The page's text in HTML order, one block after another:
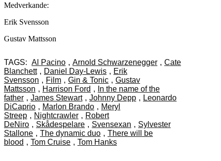
Medverkande:
Erik Svensson
Gustav Mattsson
TAGS: Al Pacino , Arnold Schwarzenegger , Cate
Blanchett , Daniel Day-Lewis , Erik
Svensson , Film , Gin & Tonic , Gustav
Mattsson , Harrison Ford ,
In the name of the
father , James Stewart , Johnny Depp , Leonardo
DiCaprio , Marlon Brando , Meryl
Streep , Nightcrawler , Robert
DeNiro , Skådespelare , Svensexan , Sylvester
Stallone , The dynamic duo , There will be
blood , Tom Cruise , Tom Hanks